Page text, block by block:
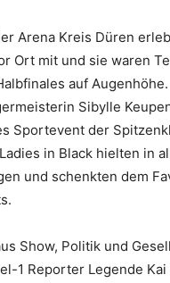
Arena Kreis Düren
Ort mit und sie waren
auf
Sibylle
Sportevent der
in Black hielten in
und schenkten dem
Show, Politik und
1 Reporter Legende